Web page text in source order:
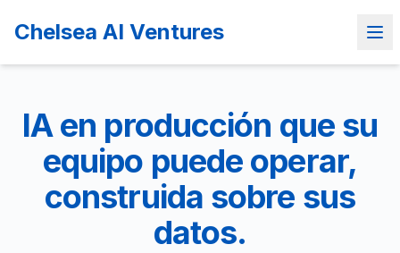
Chelsea AI Ventures
IA en producción que su
equipo puede operar,
construida sobre sus
datos.